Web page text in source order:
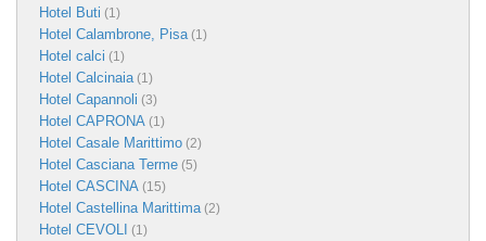
Hotel Buti (1)
Hotel Calambrone, Pisa(1)
Hotel calci (1)
Hotel Calcinaia(1)
Hotel Capannoli (3)
Hotel CAPRONA (1)
Hotel Casale Marittimo (2)
Hotel Casciana Terme (5)
Hotel CASCINA (15)
Hotel Castellina Marittima(2)
Hotel CEVOLI (1)